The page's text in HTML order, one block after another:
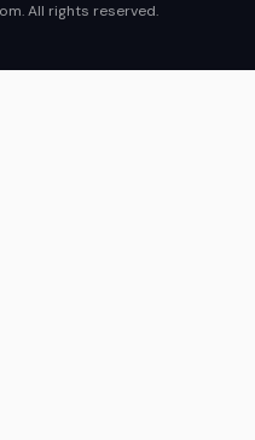
All rights reserved.